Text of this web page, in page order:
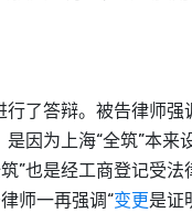
行了答辩。被告律师
是因为上海“全筑”本来
”也是经工商登记受
师一再强调“变更是证